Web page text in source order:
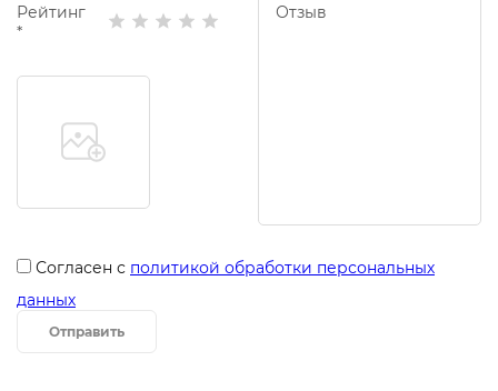
Рейтинг
*
Согласен с политикой обработки персональных
данных
Отправить